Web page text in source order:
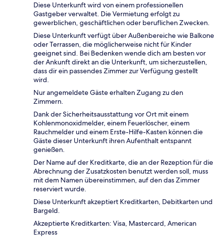
Diese Unterkunft wird von einem professionellen
Gastgeber verwaltet. Die Vermietung erfolgt zu
gewerblichen, geschäftlichen oder beruflichen Zwecken.
Diese Unterkunft verfügt über Außenbereiche wie Balkone
oder Terrassen, die möglicherweise nicht für Kinder
geeignet sind. Bei Bedenken wende dich am besten vor
der Ankunft direkt an die Unterkunft, um sicherzustellen,
dass dir ein passendes Zimmer zur Verfügung gestellt
wird.
Nur angemeldete Gäste erhalten Zugang zu den
Zimmern.
Dank der Sicherheitsausstattung vor Ort mit einem
Kohlenmonoxidmelder, einem Feuerlöscher, einem
Rauchmelder und einem Erste-Hilfe-Kasten können die
Gäste dieser Unterkunft ihren Aufenthalt entspannt
genießen.
Der Name auf der Kreditkarte, die an der Rezeption für die
Abrechnung der Zusatzkosten benutzt werden soll, muss
mit dem Namen übereinstimmen, auf den das Zimmer
reserviert wurde.
Diese Unterkunft akzeptiert Kreditkarten, Debitkarten und
Bargeld.
Akzeptierte Kreditkarten: Visa, Mastercard, American
Express